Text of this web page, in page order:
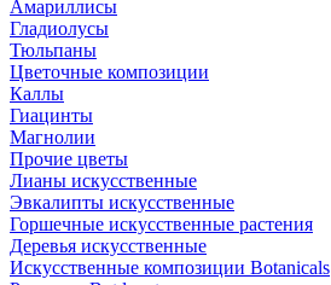
Амариллисы
Гладиолусы
Тюльпаны
Цветочные композиции
Каллы
Гиацинты
Магнолии
Прочие цветы
Лианы искусственные
Эвкалипты искусственные
Горшечные искусственные растения
Деревья искусственные
Искусственные композиции Botanicals